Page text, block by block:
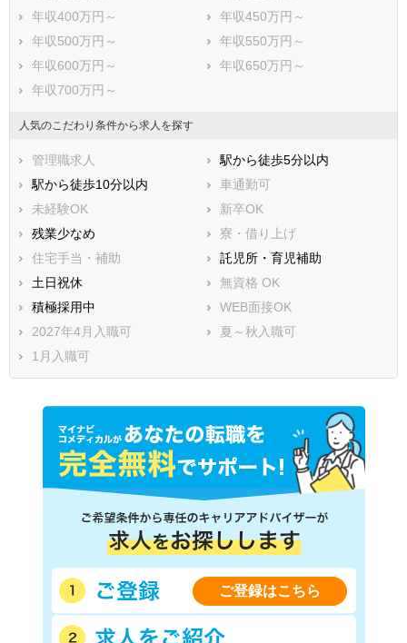
年収400万円～
年収450万円～
年収500万円～
年収550万円～
年収600万円～
年収650万円～
年収700万円～
人気のこだわり条件から求人を探す
管理職求人
駅から徒歩5分以内
駅から徒歩10分以内
車通勤可
未経験OK
新卒OK
残業少なめ
寮・借り上げ
住宅手当・補助
託児所・育児補助
土日祝休
無資格 OK
積極採用中
WEB面接OK
2027年4月入職可
夏～秋入職可
1月入職可
ご登録はこちら